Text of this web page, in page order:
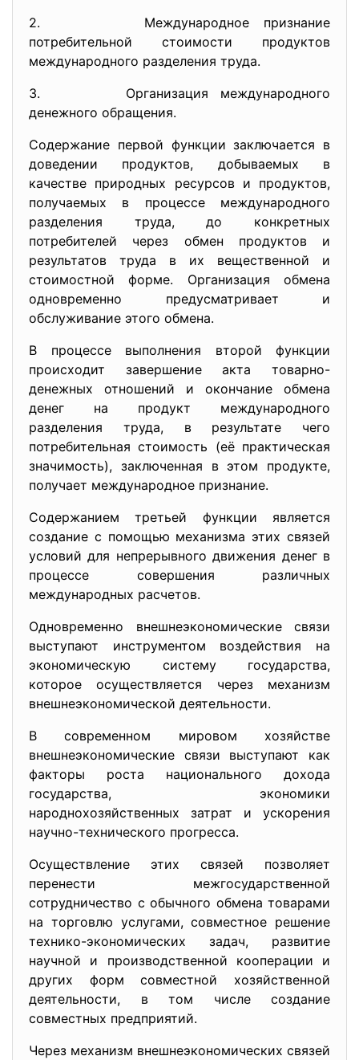
2. Международное признание
потребительной стоимости продуктов
международного разделения труда.
3. Организация международного
денежного обращения.
Содержание первой функции заключается в
доведении продуктов, добываемых в
качестве природных ресурсов и продуктов,
получаемых в процессе международного
разделения труда, до конкретных
потребителей через обмен продуктов и
результатов труда в их вещественной и
стоимостной форме. Организация обмена
одновременно предусматривает и
обслуживание этого обмена.
В процессе выполнения второй функции
происходит завершение акта товарно-
денежных отношений и окончание обмена
денег на продукт международного
разделения труда, в результате чего
потребительная стоимость (её практическая
значимость), заключенная в этом продукте,
получает международное признание.
Содержанием третьей функции является
создание с помощью механизма этих связей
условий для непрерывного движения денег в
процессе совершения различных
международных расчетов.
Одновременно внешнеэкономические связи
выступают инструментом воздействия на
экономическую систему государства,
которое осуществляется через механизм
внешнеэкономической деятельности.
В современном мировом хозяйстве
внешнеэкономические связи выступают как
факторы роста национального дохода
государства, экономики
народнохозяйственных затрат и ускорения
научно-технического прогресса.
Осуществление этих связей позволяет
перенести межгосударственной
сотрудничество с обычного обмена товарами
на торговлю услугами, совместное решение
технико-экономических задач, развитие
научной и производственной кооперации и
других форм совместной хозяйственной
деятельности, в том числе создание
совместных предприятий.
Через механизм внешнеэкономических связей